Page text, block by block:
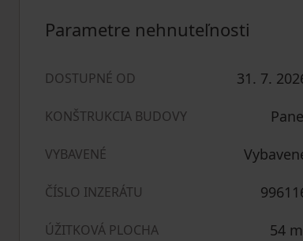
Parametre nehnuteľnosti
DOSTUPNÉ OD 31. 7.
KONŠTRUKCIA BUDOVY
VYBAVENÉ
ČÍSLO INZERÁTU
ÚŽITKOVÁ PLOCHA 54